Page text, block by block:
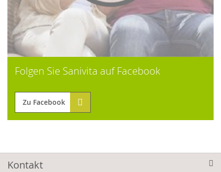
Folgen Sie Sanivita auf Facebook
Zu Facebook
Kontakt